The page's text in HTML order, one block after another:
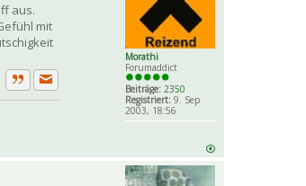
Morathi
Forumaddict
Beiträge: 2350
Registriert: 9. Sep
2003, 18:56
aus.
mit
ZitatPrivate Nachricht senden